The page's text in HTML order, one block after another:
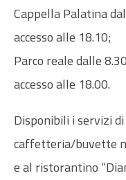
Cappella Palatina
accesso alle 18.10;
Parco reale dalle
accesso alle 18.00.
Disponibili i servizi
caffetteria/buvette
e al ristorantino